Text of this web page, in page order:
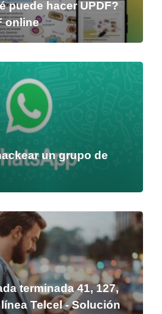
puede hacer UPDF?
online
un grupo de
terminada 41, 127,
Telcel - Solución